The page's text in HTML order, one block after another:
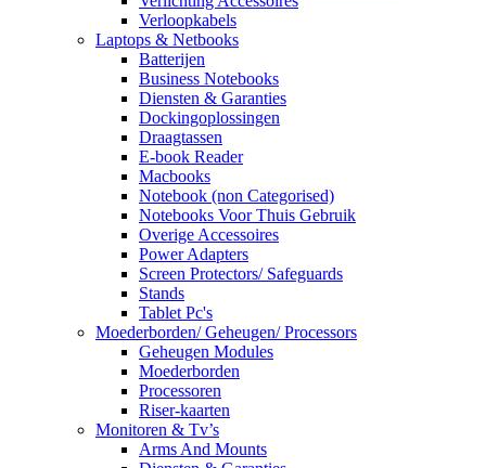
Verloopkabels
Laptops & Netbooks
Batterijen
Business Notebooks
Diensten & Garanties
Dockingoplossingen
Draagtassen
E-book Reader
Macbooks
Notebook (non Categorised)
Notebooks Voor Thuis Gebruik
Overige Accessoires
Power Adapters
Screen Protectors/ Safeguards
Stands
Tablet Pc's
Moederborden/ Geheugen/ Processors
Geheugen Modules
Moederborden
Processoren
Riser-kaarten
Monitoren & Tv’s
Arms And Mounts